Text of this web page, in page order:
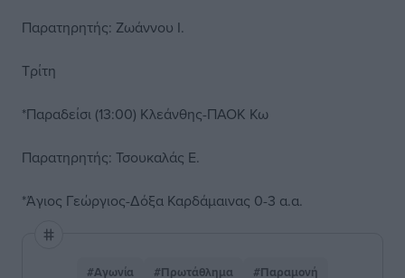
Παρατηρητής: Ζωάννου Ι.
Τρίτη
*Παραδείσι (13:00) Κλεάνθης-ΠΑΟΚ Κω
Παρατηρητής: Τσουκαλάς Ε.
*Άγιος Γεώργιος-Δόξα Καρδάμαινας 0-3 α.α.
#Αγωνία #Πρωτάθλημα #Παραμονή